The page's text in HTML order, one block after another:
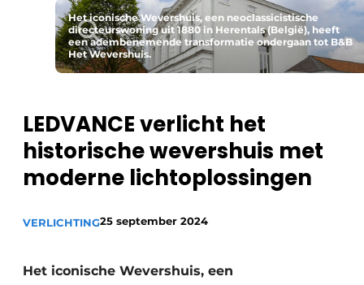
Meest gelezen
Nieuwsbrief
Podcasts
Vacature aanmelden
Vacatures
Video’s
Panelgesprek
Solar
Sanitair
Brandbeveiliging
Ventilatie
Het iconische Wevershuis, een neoclassicistische
directeurswoning uit 1880 in Herentals (België), heeft
een adembenemende transformatie ondergaan tot B&B
Het Wevershuis.
LEDVANCE verlicht het
historische wevershuis met
moderne lichtoplossingen
VERLICHTING25 september 2024
Het iconische Wevershuis, een